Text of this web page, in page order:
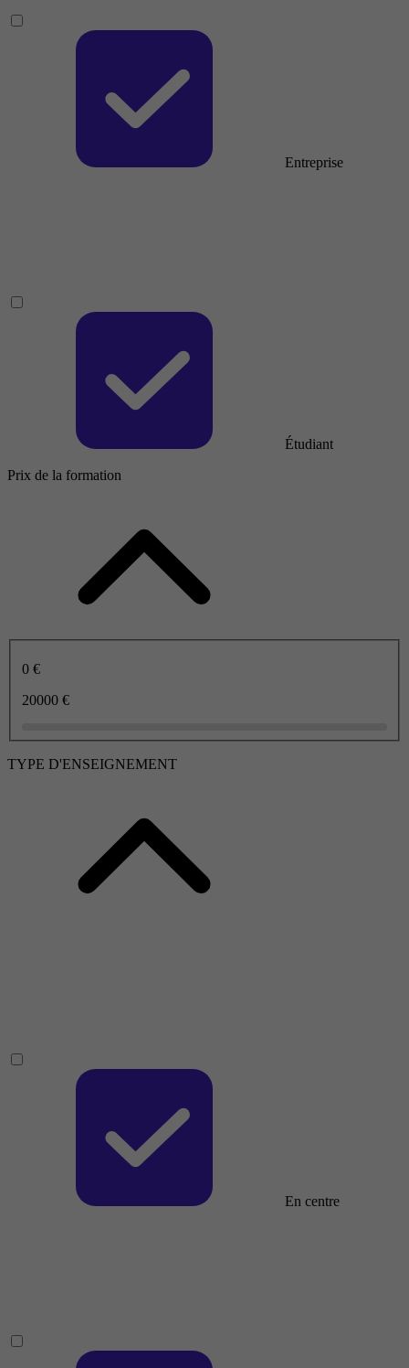
Entreprise
Étudiant
Prix de la formation
0 €
20000 €
TYPE D'ENSEIGNEMENT
En centre